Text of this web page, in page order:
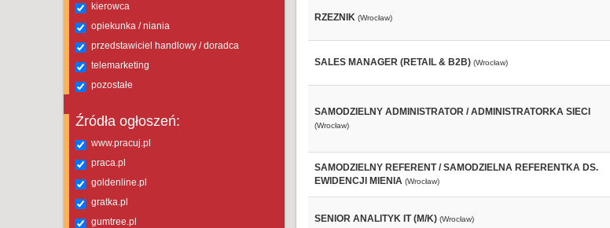
kierowca
opiekunka / niania
przedstawiciel handlowy / doradca
telemarketing
pozostałe
Źródła ogłoszeń:
www.pracuj.pl
praca.pl
goldenline.pl
gratka.pl
gumtree.pl
RZEZNIK (Wrocław)
SALES MANAGER (RETAIL & B2B) (Wrocław)
SAMODZIELNY ADMINISTRATOR / ADMINISTRATORKA SIECI
(Wrocław)
SAMODZIELNY REFERENT / SAMODZIELNA REFERENTKA DS.
EWIDENCJI MIENIA (Wrocław)
SENIOR ANALITYK IT (M/K) (Wrocław)